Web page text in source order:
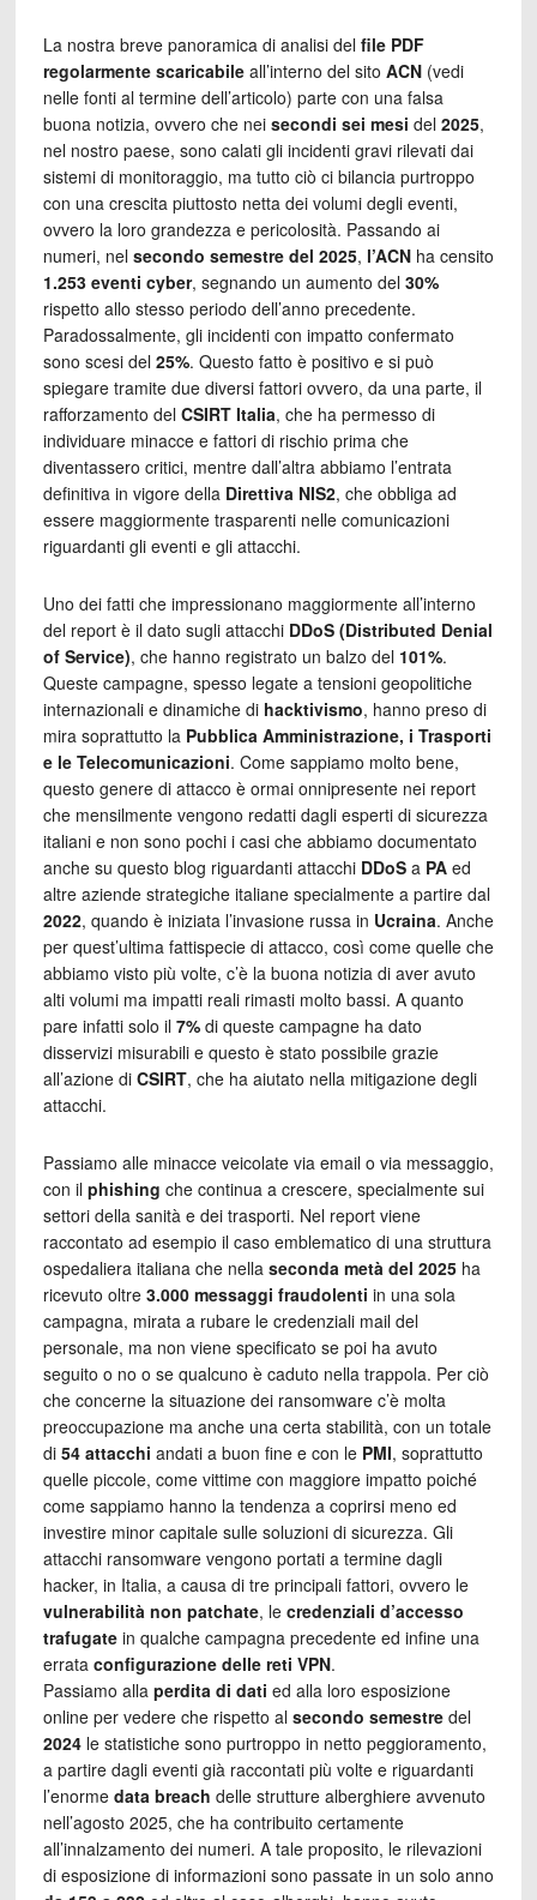
La nostra breve panoramica di analisi del file PDF
regolarmente scaricabileall’interno del sito ACN(vedi
nelle fonti al termine dell’articolo) parte con una falsa
buona notizia, ovvero che nei secondi sei mesi del 2025,
nel nostro paese, sono calati gli incidenti gravi rilevati dai
sistemi di monitoraggio, ma tutto ciò ci bilancia purtroppo
con una crescita piuttosto netta dei volumi degli eventi,
ovvero la loro grandezza e pericolosità. Passando ai
numeri, nel secondo semestre del 2025, l’ACNha censito
1.253 eventi cyber, segnando un aumento del 30%
rispetto allo stesso periodo dell’anno precedente.
Paradossalmente, gli incidenti con impatto confermato
sono scesi del 25%. Questo fatto è positivo e si può
spiegare tramite due diversi fattori ovvero, da una parte, il
rafforzamento del CSIRT Italia, che ha permesso di
individuare minacce e fattori di rischio prima che
diventassero critici, mentre dall’altra abbiamo l’entrata
definitiva in vigore della Direttiva NIS2, che obbliga ad
essere maggiormente trasparenti nelle comunicazioni
riguardanti gli eventi e gli attacchi.
Uno dei fatti che impressionano maggiormente all’interno
del report è il dato sugli attacchi DDoS (Distributed Denial
of Service), che hanno registrato un balzo del 101%.
Queste campagne, spesso legate a tensioni geopolitiche
internazionali e dinamiche di hacktivismo, hanno preso di
mira soprattutto la Pubblica Amministrazione, i Trasporti
e le Telecomunicazioni. Come sappiamo molto bene,
questo genere di attacco è ormai onnipresente nei report
che mensilmente vengono redatti dagli esperti di sicurezza
italiani e non sono pochi i casi che abbiamo documentato
anche su questo blog riguardanti attacchi DDoSa PAed
altre aziende strategiche italiane specialmente a partire dal
2022, quando è iniziata l’invasione russa in Ucraina. Anche
per quest’ultima fattispecie di attacco, così come quelle che
abbiamo visto più volte, c’è la buona notizia di aver avuto
alti volumi ma impatti reali rimasti molto bassi. A quanto
pare infatti solo il 7%di queste campagne ha dato
disservizi misurabili e questo è stato possibile grazie
all’azione di CSIRT, che ha aiutato nella mitigazione degli
attacchi.
Passiamo alle minacce veicolate via email o via messaggio,
con il phishing che continua a crescere, specialmente sui
settori della sanità e dei trasporti. Nel report viene
raccontato ad esempio il caso emblematico di una struttura
ospedaliera italiana che nella seconda metà del 2025ha
ricevuto oltre 3.000 messaggi fraudolenti in una sola
campagna, mirata a rubare le credenziali mail del
personale, ma non viene specificato se poi ha avuto
seguito o no o se qualcuno è caduto nella trappola. Per ciò
che concerne la situazione dei ransomware c’è molta
preoccupazione ma anche una certa stabilità, con un totale
di 54 attacchi andati a buon fine e con le PMI, soprattutto
quelle piccole, come vittime con maggiore impatto poiché
come sappiamo hanno la tendenza a coprirsi meno ed
investire minor capitale sulle soluzioni di sicurezza. Gli
attacchi ransomware vengono portati a termine dagli
hacker, in Italia, a causa di tre principali fattori, ovvero le
vulnerabilità non patchate, le credenziali d’accesso
trafugatein qualche campagna precedente ed infine una
errata configurazione delle reti VPN.
Passiamo alla perdita di dati ed alla loro esposizione
online per vedere che rispetto al secondo semestredel
2024le statistiche sono purtroppo in netto peggioramento,
a partire dagli eventi già raccontati più volte e riguardanti
l’enorme data breach delle strutture alberghiere avvenuto
nell’agosto 2025, che ha contribuito certamente
all’innalzamento dei numeri. A tale proposito, le rilevazioni
di esposizione di informazioni sono passate in un solo anno